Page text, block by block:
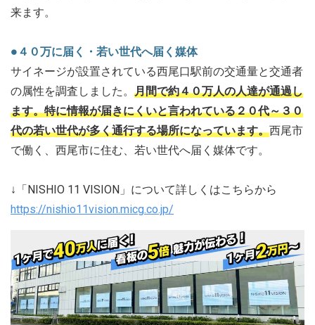
来ます。
●４０万に届く・若い世代へ届く媒体
サイネージが設置されている西尾口駅前の交通量と交通者
の属性を調査しました。 月間で約４０万人の人達が通過し
ます。特に情報が届きにくいと言われている２０代～３０
代の若い世代が多く通行する場所になっています。西尾市
で働く、西尾市に住む、若い世代へ届く媒体です。
↓「NISHIO 11 VISION」について詳しくはこちらから
https://nishio11vision.micg.co.jp/